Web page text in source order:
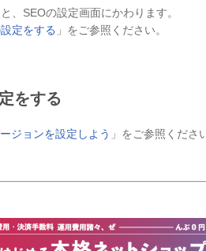
、SEOの設定画面にかわります。
定をする 」をご参照ください。
をする
ジョンを設定しよう 」をご参照くださ